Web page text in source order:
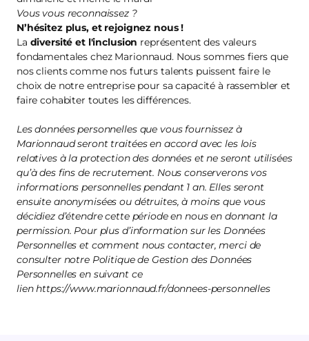
Vous vous reconnaissez ?
N’hésitez plus, et rejoignez nous!
La diversité et l'inclusion représentent des valeurs
fondamentales chez Marionnaud. Nous sommes fiers que
nos clients comme nos futurs talents puissent faire le
choix de notre entreprise pour sa capacité à rassembler et
faire cohabiter toutes les différences.
Les données personnelles que vous fournissez à
Marionnaud seront traitées en accord avec les lois
relatives à la protection des données et ne seront utilisées
qu’à des fins de recrutement. Nous conserverons vos
informations personnelles pendant 1 an. Elles seront
ensuite anonymisées ou détruites, à moins que vous
décidiez d’étendre cette période en nous en donnant la
permission. Pour plus d’information sur les Données
Personnelles et comment nous contacter, merci de
consulter notre Politique de Gestion des Données
Personnelles en suivant ce
lien https://www.marionnaud.fr/donnees-personnelles